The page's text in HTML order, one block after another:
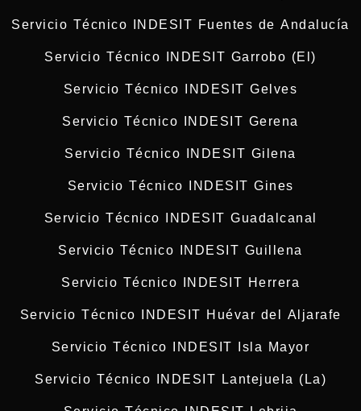
Servicio Técnico INDESIT Fuentes de Andalucía
Servicio Técnico INDESIT Garrobo (El)
Servicio Técnico INDESIT Gelves
Servicio Técnico INDESIT Gerena
Servicio Técnico INDESIT Gilena
Servicio Técnico INDESIT Gines
Servicio Técnico INDESIT Guadalcanal
Servicio Técnico INDESIT Guillena
Servicio Técnico INDESIT Herrera
Servicio Técnico INDESIT Huévar del Aljarafe
Servicio Técnico INDESIT Isla Mayor
Servicio Técnico INDESIT Lantejuela (La)